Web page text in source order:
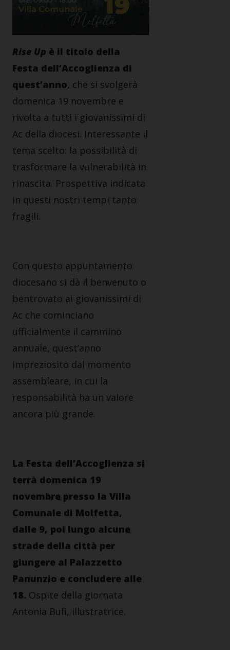
Rise Up è il titolo della
Festa dell’Accoglienza di
quest’anno, che si svolgerà
domenica 19 novembre e
rivolta a tutti i giovanissimi di
Ac della diocesi. Interessante il
tema scelto: la possibilità di
trasformare la vulnerabilità in
rinascita. Prospettiva indicata
in questi nostri tempi tanto
fragili.
Con questo appuntamento
diocesano si dà il benvenuto o
bentrovato ai giovanissimi di
Ac che cominciano
ufficialmente il cammino
annuale, quest’anno
impreziosito dal momento
assembleare, in cui la
responsabilità ha un valore
ancora più grande.
La Festa dell’Accoglienza si
terrà domenica 19
novembre presso la Villa
Comunale di Molfetta,
dalle 9, poi lungo alcune
strade della città per
giungere al Palazzetto
Panunzio e concludere alle
18. Ospite della giornata
Antonia Bufi, illustratrice.